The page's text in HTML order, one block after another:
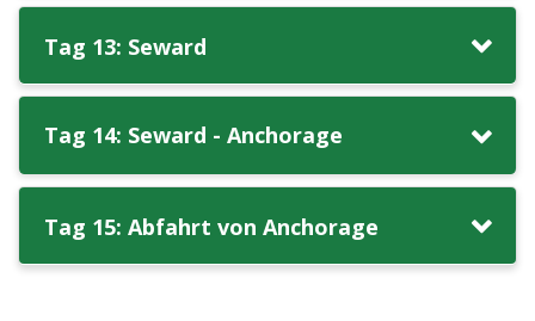
Tag 13: Seward
Tag 14: Seward - Anchorage
Tag 15: Abfahrt von Anchorage